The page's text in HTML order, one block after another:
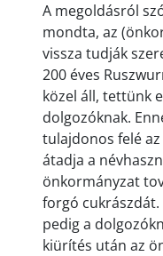
A megoldásról
mondta, az
vissza tudják
200 éves
közel áll, tettünk
dolgozóknak.
tulajdonos felé
átadja a
önkormányzat
forgó
pedig a
kiürítés után az